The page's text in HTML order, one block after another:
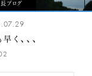
ブログ
く、、、